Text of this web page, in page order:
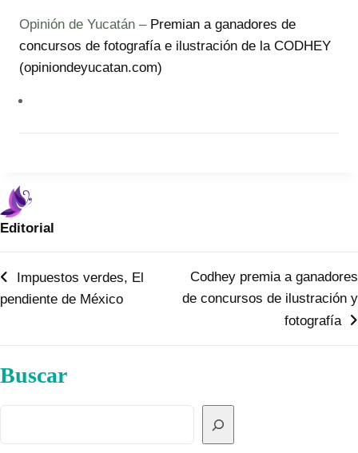
Opinión de Yucatán – Premian a ganadores de
concursos de fotografía e ilustración de la CODHEY
(opiniondeyucatan.com)
Editorial
Navegación
de
Impuestos verdes, El
pendiente de México
Codhey premia a ganadores
de concursos de ilustración y
fotografía
Buscar